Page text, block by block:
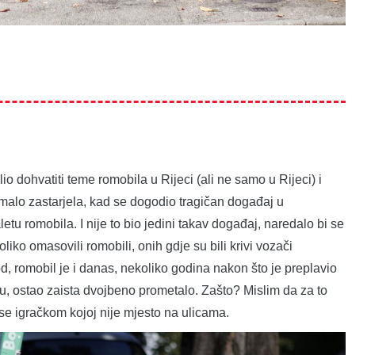
dohvatiti teme romobila u Rijeci (ali ne samo u Rijeci) i
zastarjela, kad se dogodio tragičan događaj u
romobila. I nije to bio jedini takav događaj, naredalo bi se
omasovili romobili, onih gdje su bili krivi vozači
romobil je i danas, nekoliko godina nakon što je preplavio
ostao zaista dvojbeno prometalo. Zašto? Mislim da za to
igračkom kojoj nije mjesto na ulicama.